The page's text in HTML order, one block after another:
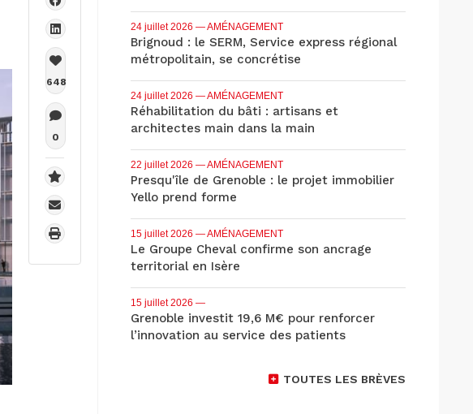
648
0
24 juillet 2026 — AMÉNAGEMENT
Brignoud : le SERM, Service express régional
métropolitain, se concrétise
24 juillet 2026 — AMÉNAGEMENT
Réhabilitation du bâti : artisans et
architectes main dans la main
22 juillet 2026 — AMÉNAGEMENT
Presqu'île de Grenoble : le projet immobilier
Yello prend forme
15 juillet 2026 — AMÉNAGEMENT
Le Groupe Cheval confirme son ancrage
territorial en Isère
15 juillet 2026 —
Grenoble investit 19,6 M€ pour renforcer
l’innovation au service des patients
TOUTES LES BRÈVES